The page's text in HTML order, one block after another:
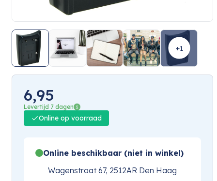
+1
6,95
Levertijd 7 dagen
Online op voorraad
Online beschikbaar (niet in winkel)
Wagenstraat 67, 2512AR Den Haag